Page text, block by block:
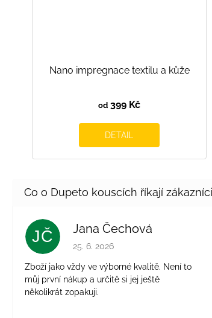
Nano impregnace textilu a kůže
od 399 Kč
DETAIL
JČ Jana Čechová
Hodnocení obchodu je 5 z 5
25. 6. 2026
Zboží jako vždy ve výborné kvalitě. Není to
můj první nákup a určitě si jej ještě
několikrát zopakuji.